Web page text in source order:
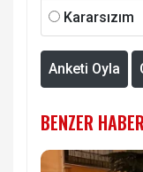
Kararsızım
Anketi Oyla
BENZER